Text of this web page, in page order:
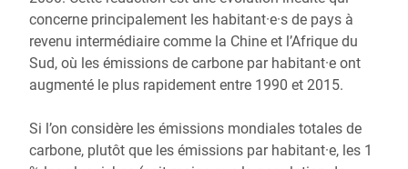
concerne principalement les habitant·e·s de pays à
revenu intermédiaire comme la Chine et l’Afrique du
Sud, où les émissions de carbone par habitant·e ont
augmenté le plus rapidement entre 1990 et 2015.
Si l’on considère les émissions mondiales totales de
carbone, plutôt que les émissions par habitant·e, les 1